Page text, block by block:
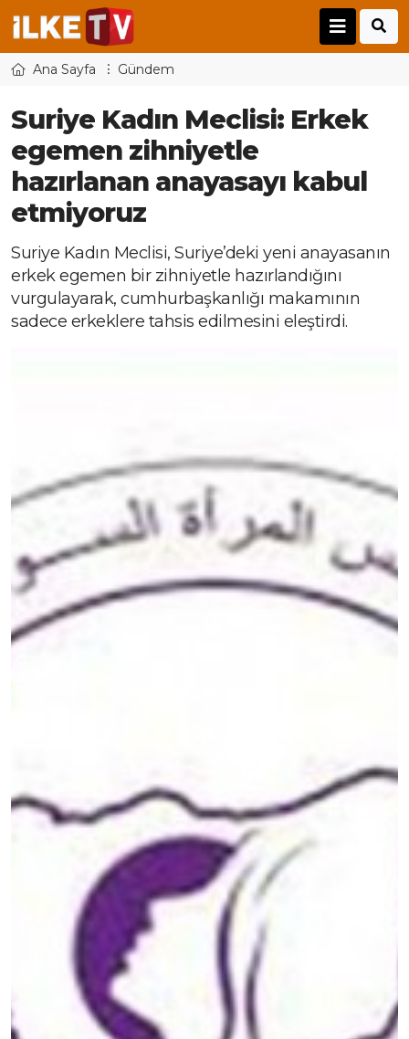
Ana Sayfa Gündem
Suriye Kadın Meclisi: Erkek
egemen zihniyetle
hazırlanan anayasayı kabul
etmiyoruz
Suriye Kadın Meclisi, Suriye’deki yeni anayasanın
erkek egemen bir zihniyetle hazırlandığını
vurgulayarak, cumhurbaşkanlığı makamının
sadece erkeklere tahsis edilmesini eleştirdi.